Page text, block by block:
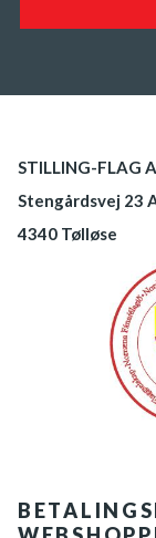
STILLING-FLAG
Stengårdsvej 23
4340 Tølløse